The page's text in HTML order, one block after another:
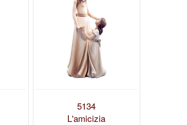
5134
L'amicizia